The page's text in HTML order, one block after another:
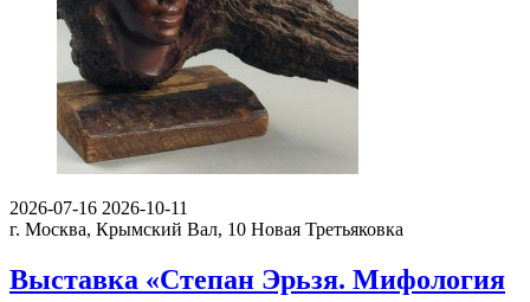
2026-07-16 2026-10-11
г. Москва, Крымский Вал, 10 Новая Третьяковка
Выставка «Степан Эрьзя. Мифология